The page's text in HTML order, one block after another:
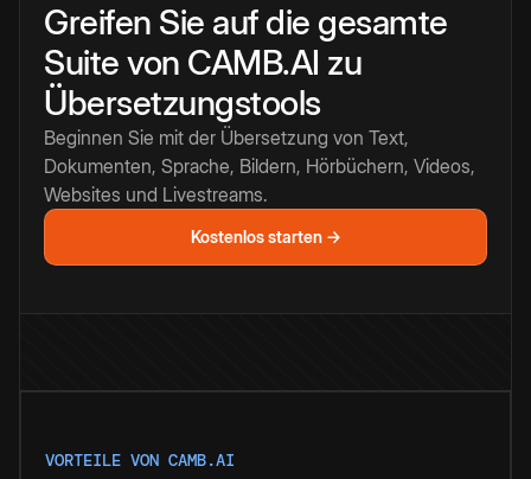
Greifen Sie auf die gesamte
Suite von CAMB.AI zu
Übersetzungstools
Beginnen Sie mit der Übersetzung von Text,
Dokumenten, Sprache, Bildern, Hörbüchern, Videos,
Websites und Livestreams.
Kostenlos starten →
VORTEILE VON CAMB.AI